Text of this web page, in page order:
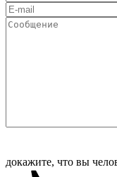
докажите, что вы